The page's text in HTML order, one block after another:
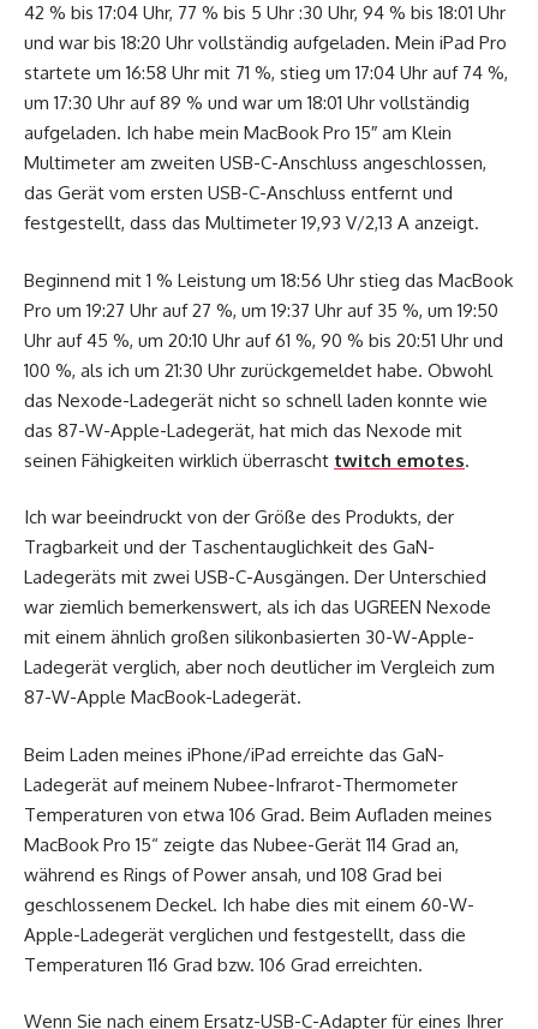
42 % bis 17:04 Uhr, 77 % bis 5 Uhr :30 Uhr, 94 % bis 18:01 Uhr
und war bis 18:20 Uhr vollständig aufgeladen. Mein iPad Pro
startete um 16:58 Uhr mit 71 %, stieg um 17:04 Uhr auf 74 %,
um 17:30 Uhr auf 89 % und war um 18:01 Uhr vollständig
aufgeladen. Ich habe mein MacBook Pro 15″ am Klein
Multimeter am zweiten USB-C-Anschluss angeschlossen,
das Gerät vom ersten USB-C-Anschluss entfernt und
festgestellt, dass das Multimeter 19,93 V/2,13 A anzeigt.
Beginnend mit 1 % Leistung um 18:56 Uhr stieg das MacBook
Pro um 19:27 Uhr auf 27 %, um 19:37 Uhr auf 35 %, um 19:50
Uhr auf 45 %, um 20:10 Uhr auf 61 %, 90 % bis 20:51 Uhr und
100 %, als ich um 21:30 Uhr zurückgemeldet habe. Obwohl
das Nexode-Ladegerät nicht so schnell laden konnte wie
das 87-W-Apple-Ladegerät, hat mich das Nexode mit
seinen Fähigkeiten wirklich überrascht twitch emotes.
Ich war beeindruckt von der Größe des Produkts, der
Tragbarkeit und der Taschentauglichkeit des GaN-
Ladegeräts mit zwei USB-C-Ausgängen. Der Unterschied
war ziemlich bemerkenswert, als ich das UGREEN Nexode
mit einem ähnlich großen silikonbasierten 30-W-Apple-
Ladegerät verglich, aber noch deutlicher im Vergleich zum
87-W-Apple MacBook-Ladegerät.
Beim Laden meines iPhone/iPad erreichte das GaN-
Ladegerät auf meinem Nubee-Infrarot-Thermometer
Temperaturen von etwa 106 Grad. Beim Aufladen meines
MacBook Pro 15“ zeigte das Nubee-Gerät 114 Grad an,
während es Rings of Power ansah, und 108 Grad bei
geschlossenem Deckel. Ich habe dies mit einem 60-W-
Apple-Ladegerät verglichen und festgestellt, dass die
Temperaturen 116 Grad bzw. 106 Grad erreichten.
Wenn Sie nach einem Ersatz-USB-C-Adapter für eines Ihrer